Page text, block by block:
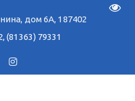
дом 6А, 187402
,(81363) 79331